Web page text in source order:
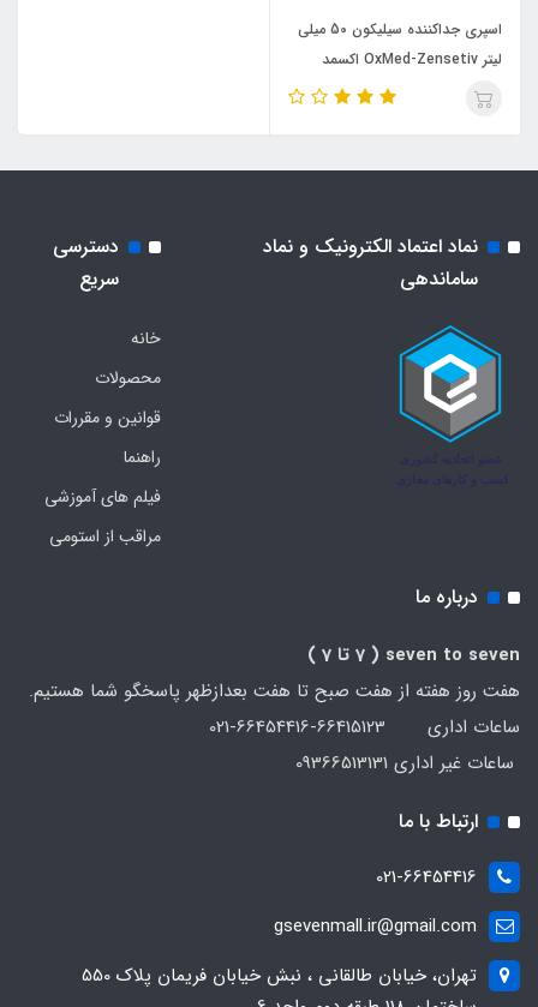
اسپری جداکننده سیلیکون 50 میلی
لیتر OxMed-Zensetiv اکسمد
ZSA2011
نماد اعتماد الکترونیک و نماد
ساماندهی
دسترسی
سریع
خانه
محصولات
قوانین و مقررات
راهنما
فیلم های آموزشی
مراقب از استومی
درباره ما
seven to seven ( 7 تا 7 )
هفت روز هفته از هفت صبح تا هفت بعدازظهر پاسخگو شما هستیم.
ساعات اداری 66415123-66454416-021
ساعات غیر اداری 09366513131
ارتباط با ما
021-66454416
gsevenmall.ir@gmail.com
تهران، خیابان طالقانی ، نبش خیابان فریمان پلاک 550